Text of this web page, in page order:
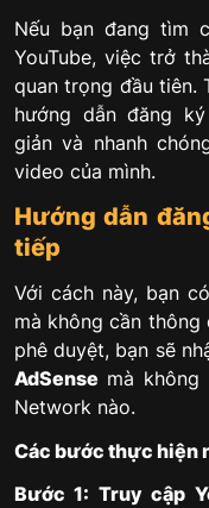
Nếu bạn đang tìm
YouTube, việc trở
quan trọng đầu tiên.
hướng dẫn đăng
giản và nhanh
video của mình.
Hướng dẫn
tiếp
Với cách này, bạn
mà không cần thông
phê duyệt, bạn sẽ
AdSense mà
Network nào.
Các bước thực hiện
Bước 1: Truy cập